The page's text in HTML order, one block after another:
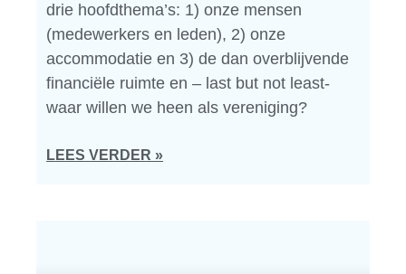
drie hoofdthema’s: 1) onze mensen
(medewerkers en leden), 2) onze
accommodatie en 3) de dan overblijvende
financiële ruimte en – last but not least-
waar willen we heen als vereniging?
LEES VERDER »